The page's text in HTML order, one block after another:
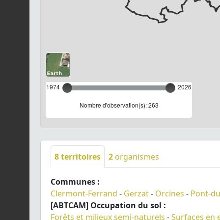
1974 2026
Nombre d'observation(s): 263
8territoires 2 organismes
Communes :
Clermont-Ferrand - Gerzat- Orcines - Pont-
[ABTCAM] Occupation du sol :
Forêts et milieux semi-naturels -Surfaces en